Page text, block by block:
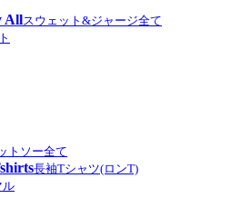
Allスウェット&ジャージ全て
トソー全て
長袖Tシャツ(ロンT)
ル